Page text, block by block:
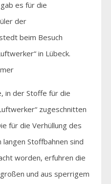
es für die
der
beim Besuch
in Lübeck.
in der Stoffe für die
zugeschnitten
für die Verhüllung des
Stoffbahnen sind
worden, erfuhren die
und aus sperrigem